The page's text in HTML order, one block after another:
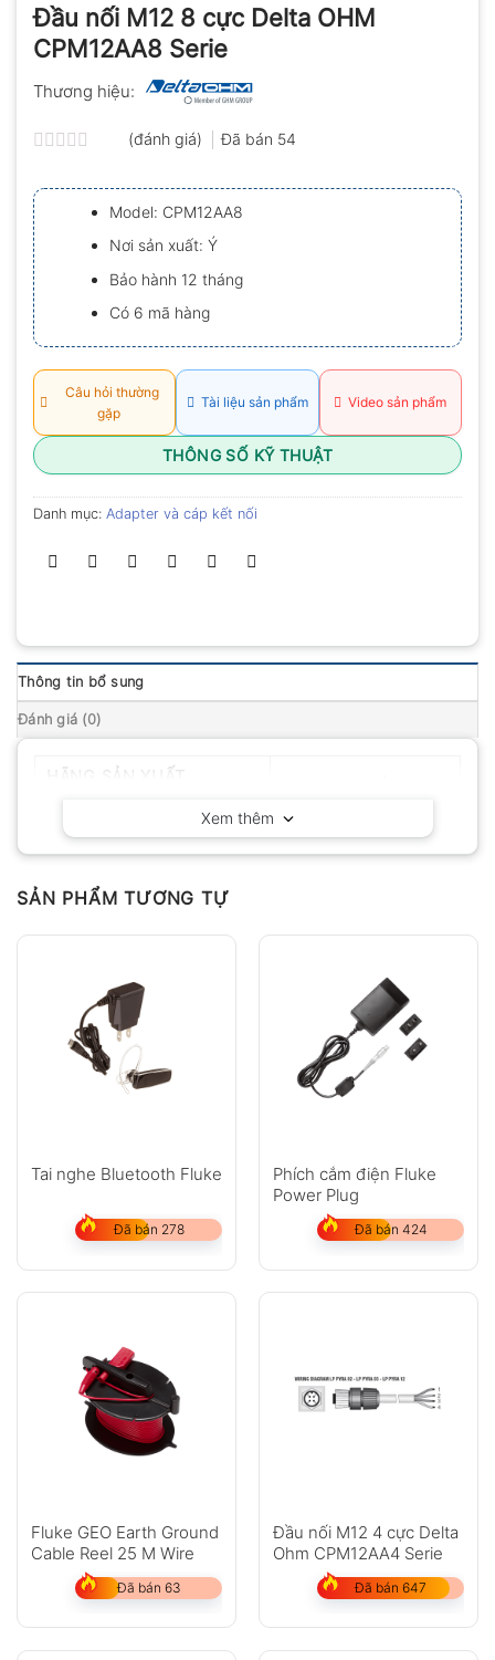
Đầu nối M12 8 cực Delta OHM
CPM12AA8 Serie
Thương hiệu:
xếp
hạng
0.0
5
sao
(đánh giá) Đã bán 54
Model: CPM12AA8
Nơi sản xuất: Ý
Bảo hành 12 tháng
Có 6 mã hàng
Câu hỏi thường
gặp
Tài liệu sản phẩm Video sản phẩm
THÔNG SỐ KỸ THUẬT
Danh mục: Adapter và cáp kết nối
Thông tin bổ sung
Đánh giá (0)
Xem thêm
SẢN PHẨM TƯƠNG TỰ
Tai nghe Bluetooth Fluke
Đã bán 278
Phích cắm điện Fluke
Power Plug
Đã bán 424
Fluke GEO Earth Ground
Cable Reel 25 M Wire
Đã bán 63
Đầu nối M12 4 cực Delta
Ohm CPM12AA4 Serie
Đã bán 647